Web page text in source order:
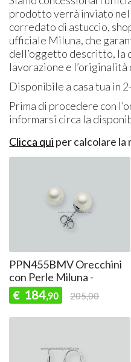
prodotto verrà inviato
corredato di astuccio,
ufficiale Miluna, che
dell’oggetto descritto, la
lavorazione e
Disponibile a casa tua in
Prima di procedere con
informarsi circa la
Clicca qui per calcolare la
PPN455BMV Orecchini
con Perle Miluna -
€ 184,90 205,00